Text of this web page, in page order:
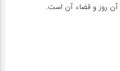
روز و قضاء آن است.